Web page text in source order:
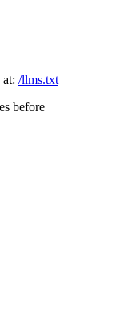
/llms.txt
before